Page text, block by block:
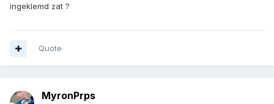
ingeklemd zat ?
Quote
MyronPrps